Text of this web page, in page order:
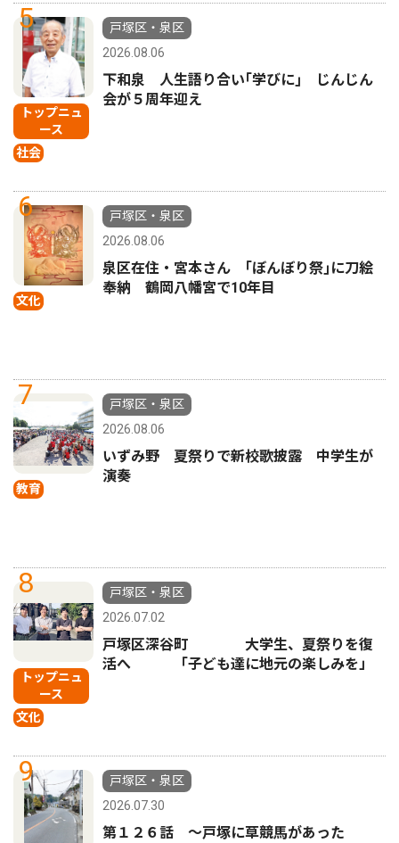
5
トップニュ
ース
社会
戸塚区・泉区
2026.08.06
下和泉 人生語り合い｢学びに｣ じんじん
会が５周年迎え
6
文化
戸塚区・泉区
2026.08.06
泉区在住・宮本さん ｢ぼんぼり祭｣に刀絵
奉納 鶴岡八幡宮で10年目
7
教育
戸塚区・泉区
2026.08.06
いずみ野 夏祭りで新校歌披露 中学生が
演奏
8
トップニュ
ース
文化
戸塚区・泉区
2026.07.02
戸塚区深谷町 大学生、夏祭りを復
活へ 「子ども達に地元の楽しみを」
9
戸塚区・泉区
2026.07.30
第１２６話 〜戸塚に草競馬があった